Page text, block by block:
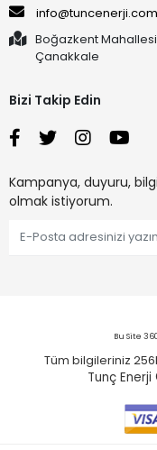
info@tuncenerji.com
Boğazkent
Çanakkale
Bizi Takip Edin
Kampanya, duyuru,
olmak istiyorum.
Bu Site
Tüm bilgileriniz
Tunç